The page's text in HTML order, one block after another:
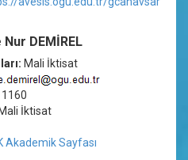
DEMİREL
Mali İktisat
1160
Mali İktisat
Akademik Sayfası